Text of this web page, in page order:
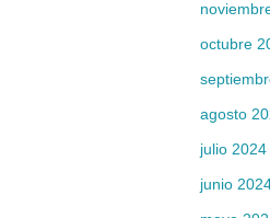
octubre
agosto
julio 2024
junio